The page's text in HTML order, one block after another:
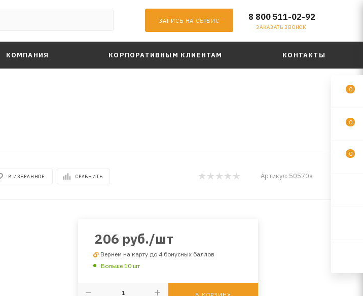
ЗАПИСЬ НА СЕРВИС 8 800 511-02-92
ЗАКАЗАТЬ ЗВОНОК
КОМПАНИЯ КОРПОРАТИВНЫМ КЛИЕНТАМ КОНТАКТЫ
В ИЗБРАННОЕ СРАВНИТЬ Артикул: 50570a
206 руб./шт
Вернем на карту до 4 бонусных баллов
Больше 10 шт
0
0
0